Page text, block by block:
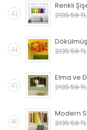
43
2135.59 TL
44
2135.59 TL
45
2135.59 TL
46
2135.59 TL